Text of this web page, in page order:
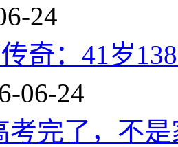
24
奇：41岁
06-24
考完了，不